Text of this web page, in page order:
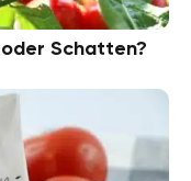
Schatten?